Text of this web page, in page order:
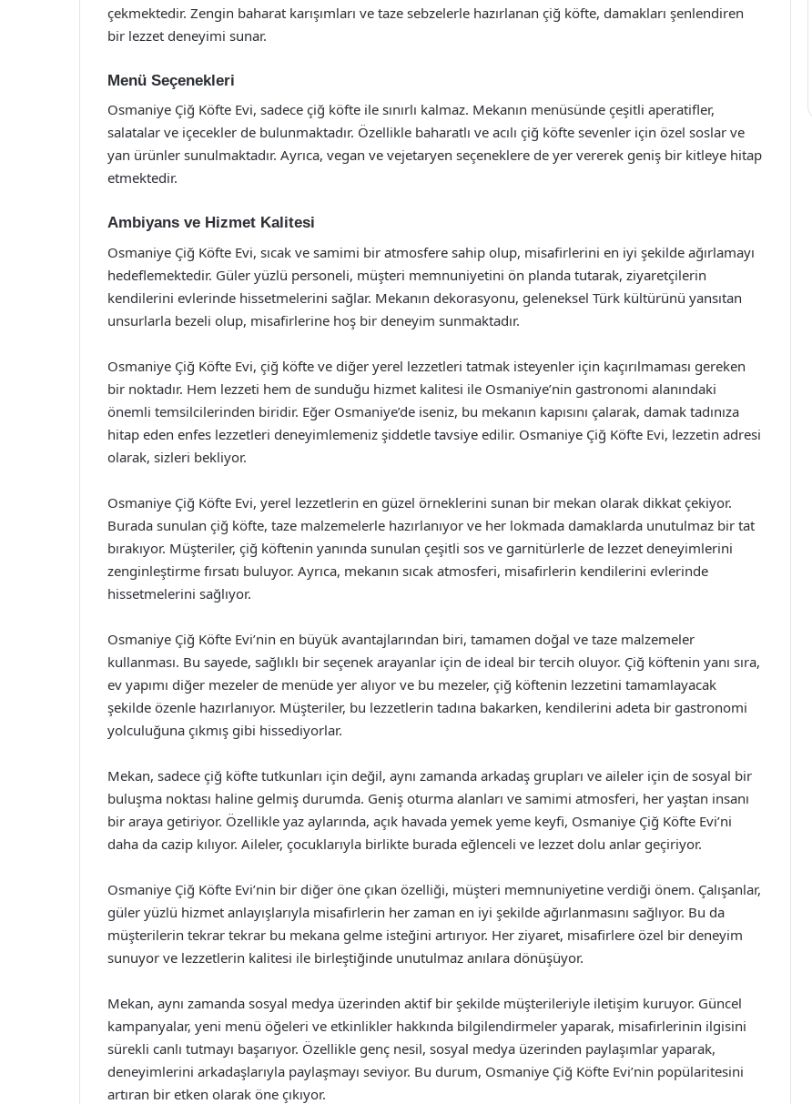
çekmektedir. Zengin baharat karışımları ve taze sebzelerle hazırlanan çiğ köfte, damakları şenlendiren
bir lezzet deneyimi sunar.
Menü Seçenekleri
Osmaniye Çiğ Köfte Evi, sadece çiğ köfte ile sınırlı kalmaz. Mekanın menüsünde çeşitli aperatifler,
salatalar ve içecekler de bulunmaktadır. Özellikle baharatlı ve acılı çiğ köfte sevenler için özel soslar ve
yan ürünler sunulmaktadır. Ayrıca, vegan ve vejetaryen seçeneklere de yer vererek geniş bir kitleye hitap
etmektedir.
Ambiyans ve Hizmet Kalitesi
Osmaniye Çiğ Köfte Evi, sıcak ve samimi bir atmosfere sahip olup, misafirlerini en iyi şekilde ağırlamayı
hedeflemektedir. Güler yüzlü personeli, müşteri memnuniyetini ön planda tutarak, ziyaretçilerin
kendilerini evlerinde hissetmelerini sağlar. Mekanın dekorasyonu, geleneksel Türk kültürünü yansıtan
unsurlarla bezeli olup, misafirlerine hoş bir deneyim sunmaktadır.
Osmaniye Çiğ Köfte Evi, çiğ köfte ve diğer yerel lezzetleri tatmak isteyenler için kaçırılmaması gereken
bir noktadır. Hem lezzeti hem de sunduğu hizmet kalitesi ile Osmaniye’nin gastronomi alanındaki
önemli temsilcilerinden biridir. Eğer Osmaniye’de iseniz, bu mekanın kapısını çalarak, damak tadınıza
hitap eden enfes lezzetleri deneyimlemeniz şiddetle tavsiye edilir. Osmaniye Çiğ Köfte Evi, lezzetin adresi
olarak, sizleri bekliyor.
Osmaniye Çiğ Köfte Evi, yerel lezzetlerin en güzel örneklerini sunan bir mekan olarak dikkat çekiyor.
Burada sunulan çiğ köfte, taze malzemelerle hazırlanıyor ve her lokmada damaklarda unutulmaz bir tat
bırakıyor. Müşteriler, çiğ köftenin yanında sunulan çeşitli sos ve garnitürlerle de lezzet deneyimlerini
zenginleştirme fırsatı buluyor. Ayrıca, mekanın sıcak atmosferi, misafirlerin kendilerini evlerinde
hissetmelerini sağlıyor.
Osmaniye Çiğ Köfte Evi’nin en büyük avantajlarından biri, tamamen doğal ve taze malzemeler
kullanması. Bu sayede, sağlıklı bir seçenek arayanlar için de ideal bir tercih oluyor. Çiğ köftenin yanı sıra,
ev yapımı diğer mezeler de menüde yer alıyor ve bu mezeler, çiğ köftenin lezzetini tamamlayacak
şekilde özenle hazırlanıyor. Müşteriler, bu lezzetlerin tadına bakarken, kendilerini adeta bir gastronomi
yolculuğuna çıkmış gibi hissediyorlar.
Mekan, sadece çiğ köfte tutkunları için değil, aynı zamanda arkadaş grupları ve aileler için de sosyal bir
buluşma noktası haline gelmiş durumda. Geniş oturma alanları ve samimi atmosferi, her yaştan insanı
bir araya getiriyor. Özellikle yaz aylarında, açık havada yemek yeme keyfi, Osmaniye Çiğ Köfte Evi’ni
daha da cazip kılıyor. Aileler, çocuklarıyla birlikte burada eğlenceli ve lezzet dolu anlar geçiriyor.
Osmaniye Çiğ Köfte Evi’nin bir diğer öne çıkan özelliği, müşteri memnuniyetine verdiği önem. Çalışanlar,
güler yüzlü hizmet anlayışlarıyla misafirlerin her zaman en iyi şekilde ağırlanmasını sağlıyor. Bu da
müşterilerin tekrar tekrar bu mekana gelme isteğini artırıyor. Her ziyaret, misafirlere özel bir deneyim
sunuyor ve lezzetlerin kalitesi ile birleştiğinde unutulmaz anılara dönüşüyor.
Mekan, aynı zamanda sosyal medya üzerinden aktif bir şekilde müşterileriyle iletişim kuruyor. Güncel
kampanyalar, yeni menü öğeleri ve etkinlikler hakkında bilgilendirmeler yaparak, misafirlerinin ilgisini
sürekli canlı tutmayı başarıyor. Özellikle genç nesil, sosyal medya üzerinden paylaşımlar yaparak,
deneyimlerini arkadaşlarıyla paylaşmayı seviyor. Bu durum, Osmaniye Çiğ Köfte Evi’nin popülaritesini
artıran bir etken olarak öne çıkıyor.